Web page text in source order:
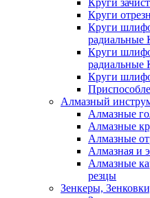
Круги
Круги
Круги
радиальные
Круги
Круги
Алмазный
Алмазные
Алмазные
Алмазные
Алмазная и
Алмазные
резцы
Зенкеры,